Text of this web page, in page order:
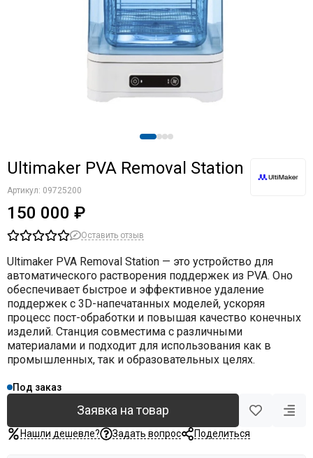
Ultimaker PVA Removal Station
Артикул: 09725200
150 000 ₽
Оставить отзыв
Ultimaker PVA Removal Station — это устройство для
автоматического растворения поддержек из PVA. Оно
обеспечивает быстрое и эффективное удаление
поддержек с 3D-напечатанных моделей, ускоряя
процесс пост-обработки и повышая качество конечных
изделий. Станция совместима с различными
материалами и подходит для использования как в
промышленных, так и образовательных целях.
Под заказ
Заявка на товар
Нашли дешевле? Задать вопрос Поделиться